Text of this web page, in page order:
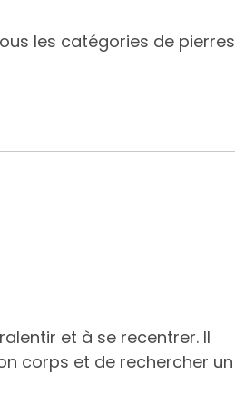
les catégories de pierres
et à se recentrer. Il
corps et de rechercher un